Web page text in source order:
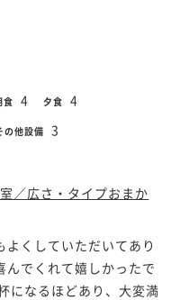
食 4 夕食 4
の他設備 3
／広さ・タイプおまか
くしていただいてあり
んでくれて嬉しかったで
になるほどあり、大変満